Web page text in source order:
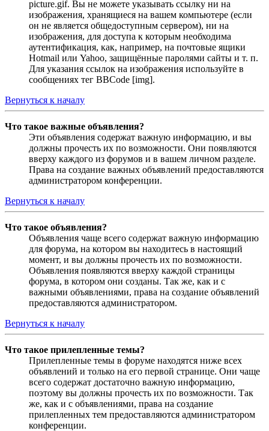
picture.gif. Вы не можете указывать ссылку ни на
изображения, хранящиеся на вашем компьютере (если
он не является общедоступным сервером), ни на
изображения, для доступа к которым необходима
аутентификация, как, например, на почтовые ящики
Hotmail или Yahoo, защищённые паролями сайты и т. п.
Для указания ссылок на изображения используйте в
сообщениях тег BBCode [img].
Вернуться к началу
Что такое важные объявления?
Эти объявления содержат важную информацию, и вы
должны прочесть их по возможности. Они появляются
вверху каждого из форумов и в вашем личном разделе.
Права на создание важных объявлений предоставляются
администратором конференции.
Вернуться к началу
Что такое объявления?
Объявления чаще всего содержат важную информацию
для форума, на котором вы находитесь в настоящий
момент, и вы должны прочесть их по возможности.
Объявления появляются вверху каждой страницы
форума, в котором они созданы. Так же, как и с
важными объявлениями, права на создание объявлений
предоставляются администратором.
Вернуться к началу
Что такое прилепленные темы?
Прилепленные темы в форуме находятся ниже всех
объявлений и только на его первой странице. Они чаще
всего содержат достаточно важную информацию,
поэтому вы должны прочесть их по возможности. Так
же, как и с объявлениями, права на создание
прилепленных тем предоставляются администратором
конференции.